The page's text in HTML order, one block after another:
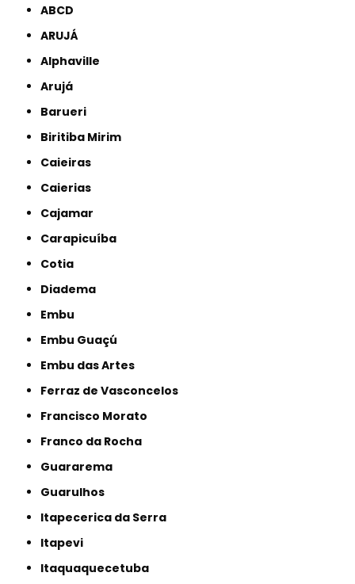
ABCD
ARUJÁ
Alphaville
Arujá
Barueri
Biritiba Mirim
Caieiras
Caierias
Cajamar
Carapicuíba
Cotia
Diadema
Embu
Embu Guaçú
Embu das Artes
Ferraz de Vasconcelos
Francisco Morato
Franco da Rocha
Guararema
Guarulhos
Itapecerica da Serra
Itapevi
Itaquaquecetuba